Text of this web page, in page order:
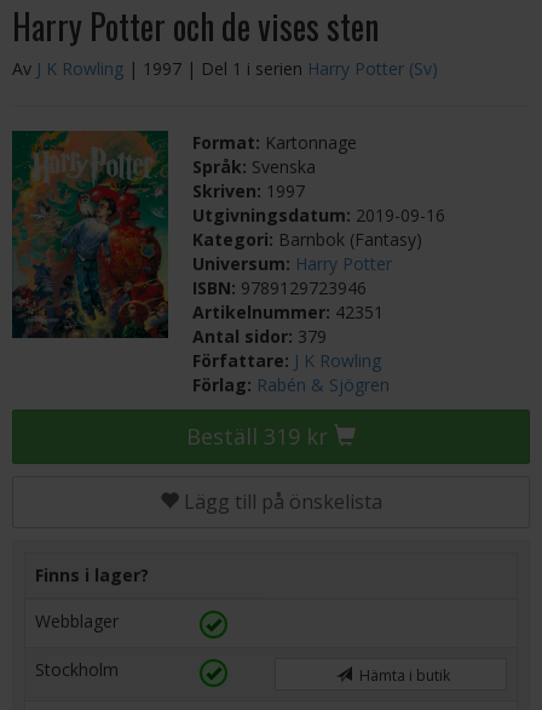
Harry Potter och de vises sten
Av J K Rowling | 1997 | Del 1 i serien Harry Potter (Sv)
Format: Kartonnage
Språk: Svenska
Skriven: 1997
Utgivningsdatum: 2019-09-16
Kategori: Barnbok (Fantasy)
Universum: Harry Potter
ISBN: 9789129723946
Artikelnummer: 42351
Antal sidor: 379
Författare: J K Rowling
Förlag: Rabén & Sjögren
Beställ 319 kr
Lägg till på önskelista
Finns i lager?
Webblager
Stockholm Hämta i butik